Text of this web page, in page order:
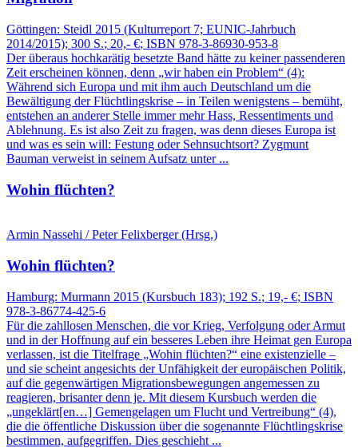
Göttingen: Steidl 2015 (Kulturreport 7; EUNIC-Jahrbuch
2014/2015); 300 S.; 20,- €; ISBN 978-3-86930-953-8
Der überaus hochkarätig besetzte Band hätte zu keiner passenderen
Zeit erscheinen können, denn „wir haben ein Problem“ (4):
Während sich Europa und mit ihm auch Deutschland um die
Bewältigung der Flüchtlingskrise – in Teilen wenigstens – bemüht,
entstehen an anderer Stelle immer mehr Hass, Ressentiments und
Ablehnung. Es ist also Zeit zu fragen, was denn dieses Europa ist
und was es sein will: Festung oder Sehnsuchtsort? Zygmunt
Bauman verweist in seinem Aufsatz unter ...
Wohin flüchten?
Armin Nassehi / Peter Felixberger (Hrsg.)
Wohin flüchten?
Hamburg: Murmann 2015 (Kursbuch 183); 192 S.; 19,- €; ISBN
978-3-86774-425-6
Für die zahllosen Menschen, die vor Krieg, Verfolgung oder Armut
und in der Hoffnung auf ein besseres Leben ihre Heimat gen Europa
verlassen, ist die Titelfrage „Wohin flüchten?“ eine existenzielle –
und sie scheint angesichts der Unfähigkeit der europäischen Politik,
auf die gegenwärtigen Migrationsbewegungen angemessen zu
reagieren, brisanter denn je. Mit diesem Kursbuch werden die
„ungeklärt[en…] Gemengelagen um Flucht und Vertreibung“ (4),
die die öffentliche Diskussion über die sogenannte Flüchtlingskrise
bestimmen, aufgegriffen. Dies geschieht ...